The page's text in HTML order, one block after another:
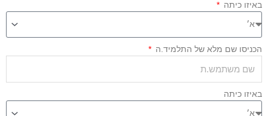
כיתה
שם מלא של התלמיד.ה
כיתה